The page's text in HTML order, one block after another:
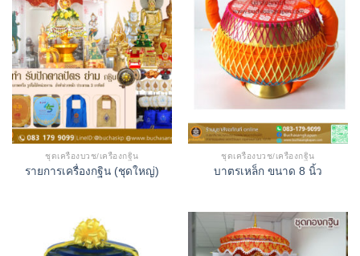
ชุดเครื่องบวช/เครื่องกฐิน
รายการเครื่องกฐิน (ชุดใหญ่)
ชุดเครื่องบวช/เครื่องกฐิน
บาตรเหล็ก ขนาด 8 นิ้ว